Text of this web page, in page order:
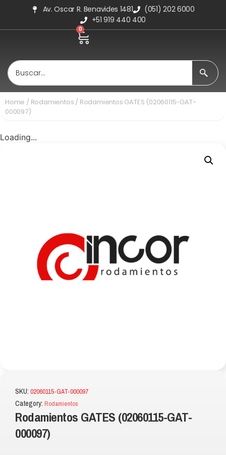
Av. Oscar R. Benavides 1481
(051) 202 6000
+51 919 440 400
0
Home / Rodamientos / Rodamientos GATES (02060115-GAT-
000097)
Loading...
SKU: 02060115-GAT-000097
Category: Rodamientos
Rodamientos GATES (02060115-GAT-
000097)